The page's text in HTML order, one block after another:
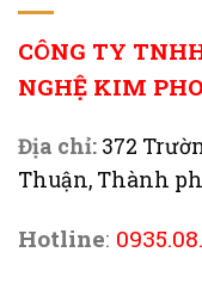
CÔNG TY
NGHỆ KIM
Địa chỉ: 372
Thuận, Thành
Hotline: